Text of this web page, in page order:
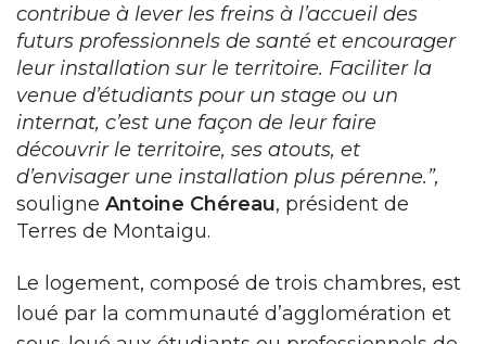
contribue à lever les freins à l’accueil des
futurs professionnels de santé et encourager
leur installation sur le territoire. Faciliter la
venue d’étudiants pour un stage ou un
internat, c’est une façon de leur faire
découvrir le territoire, ses atouts, et
d’envisager une installation plus pérenne.”,
souligne Antoine Chéreau, président de
Terres de Montaigu.
Le logement, composé de trois chambres, est
loué par la communauté d’agglomération et